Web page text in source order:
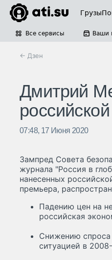
Грузы
Все сервисы Ваши
← Дзен
Дмитрий
07:48, 17 Июня 2020
Зампред Совета
журнала "Россия в
нанесенных
премьера,
Падению цен на
российская
Снижению спроса
ситуацией в